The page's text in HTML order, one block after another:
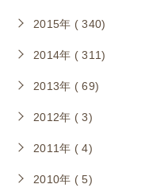
2015年 ( 340)
2014年 ( 311)
2013年 ( 69)
2012年 ( 3)
2011年 ( 4)
2010年 ( 5)